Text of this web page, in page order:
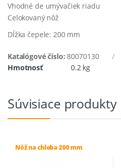
Vhodné de umývačiek riadu
Celokovaný nôž
Dĺžka čepele: 200 mm
Katalógové číslo:80070130
Hmotnosť
0.2 kg
Súvisiace produkty
Nôž na chleba 200 mm